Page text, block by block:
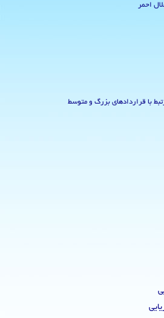
احمر
با قراردادهای بزرگ و متوسط